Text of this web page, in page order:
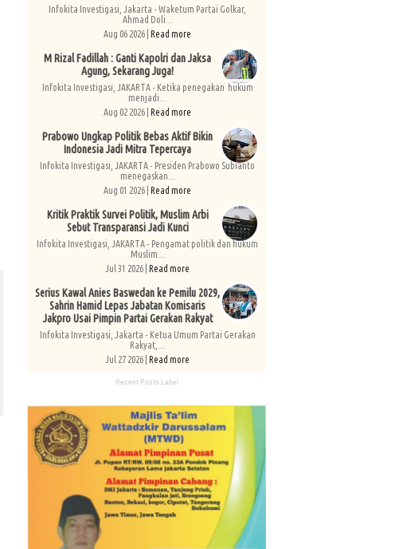
Infokita Investigasi, Jakarta - Waketum Partai Golkar,
Ahmad Doli...
Aug 06 2026 | Read more
M Rizal Fadillah : Ganti Kapolri dan Jaksa
Agung, Sekarang Juga!
Infokita Investigasi, JAKARTA - Ketika penegakan hukum
menjadi...
Aug 02 2026 | Read more
Prabowo Ungkap Politik Bebas Aktif Bikin
Indonesia Jadi Mitra Tepercaya
Infokita Investigasi, JAKARTA - Presiden Prabowo Subianto
menegaskan...
Aug 01 2026 | Read more
Kritik Praktik Survei Politik, Muslim Arbi
Sebut Transparansi Jadi Kunci
Infokita Investigasi, JAKARTA - Pengamat politik dan hukum
Muslim...
Jul 31 2026 | Read more
Serius Kawal Anies Baswedan ke Pemilu 2029,
Sahrin Hamid Lepas Jabatan Komisaris
Jakpro Usai Pimpin Partai Gerakan Rakyat
Infokita Investigasi, Jakarta - Ketua Umum Partai Gerakan
Rakyat,...
Jul 27 2026 | Read more
Recent Posts Label